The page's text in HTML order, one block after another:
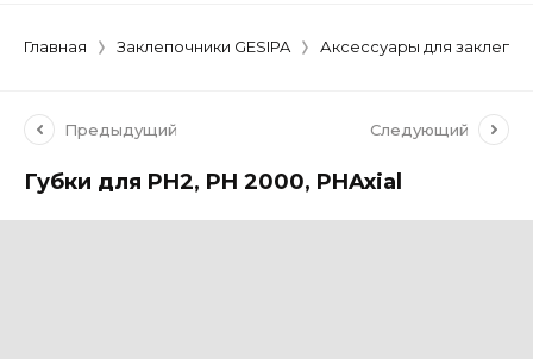
Главная Заклепочники GESIPA Аксессуары для
Предыдущий Следующий
Губки для PH2, PH 2000, PHAxial